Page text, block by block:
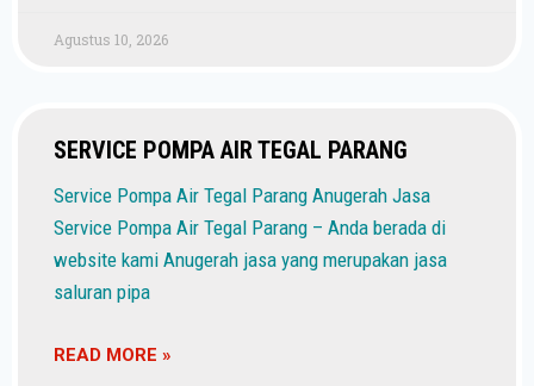
Agustus 10, 2026
SERVICE POMPA AIR TEGAL PARANG
Service Pompa Air Tegal Parang Anugerah Jasa
Service Pompa Air Tegal Parang – Anda berada di
website kami Anugerah jasa yang merupakan jasa
saluran pipa
READ MORE »